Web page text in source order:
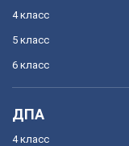
4 класс
5 класс
6 класс
ДПА
4 класс